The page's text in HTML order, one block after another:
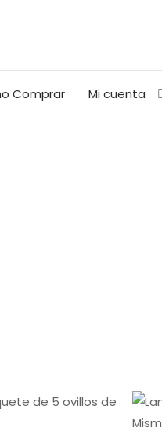
Comprar Mi cuenta